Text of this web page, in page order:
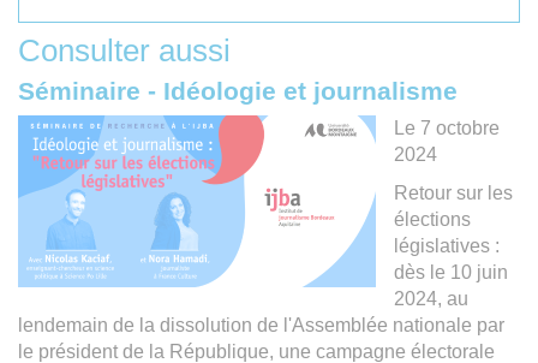
Consulter aussi
Séminaire - Idéologie et journalisme
Le 7 octobre
2024
Retour sur les
élections
législatives :
dès le 10 juin
2024, au
lendemain de la dissolution de l'Assemblée nationale par
le président de la République, une campagne électorale